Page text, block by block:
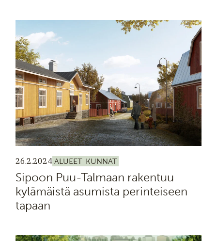
26.2.2024 ALUEET KUNNAT
Sipoon Puu-Talmaan rakentuu
kylämäistä asumista perinteiseen
tapaan